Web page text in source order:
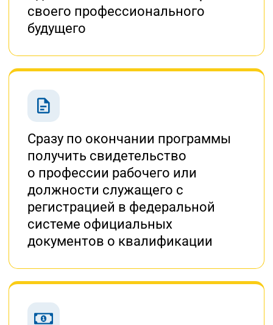
своего профессионального
будущего
Сразу по окончании программы
получить свидетельство
о профессии рабочего или
должности служащего с
регистрацией в федеральной
системе официальных
документов о квалификации